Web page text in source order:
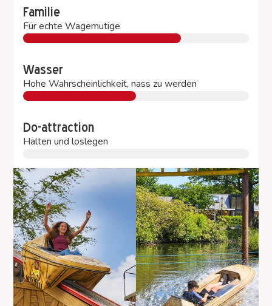
Familie
Für echte Wagemutige
Wasser
Hohe Wahrscheinlichkeit, nass zu werden
Do-attraction
Halten und loslegen